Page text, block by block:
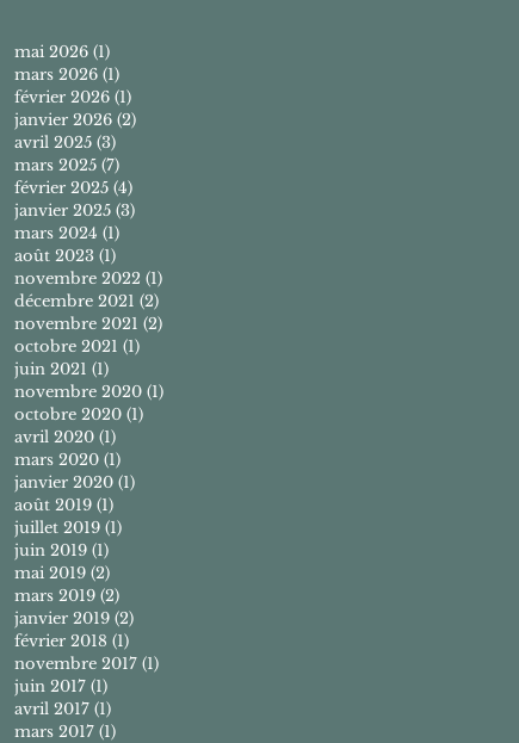
mai 2026 (1)
mars 2026 (1)
février 2026 (1)
janvier 2026 (2)
avril 2025 (3)
mars 2025 (7)
février 2025 (4)
janvier 2025 (3)
mars 2024 (1)
août 2023 (1)
novembre 2022 (1)
décembre 2021 (2)
novembre 2021 (2)
octobre 2021 (1)
juin 2021 (1)
novembre 2020 (1)
octobre 2020 (1)
avril 2020 (1)
mars 2020 (1)
janvier 2020 (1)
août 2019 (1)
juillet 2019 (1)
juin 2019 (1)
mai 2019 (2)
mars 2019 (2)
janvier 2019 (2)
février 2018 (1)
novembre 2017 (1)
juin 2017 (1)
avril 2017 (1)
mars 2017 (1)